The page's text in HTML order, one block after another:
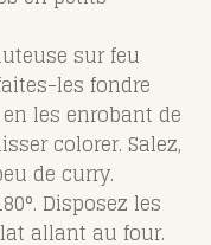
sur feu
les fondre
les enrobant de
colorer. Salez,
de curry.
Disposez les
allant au four.